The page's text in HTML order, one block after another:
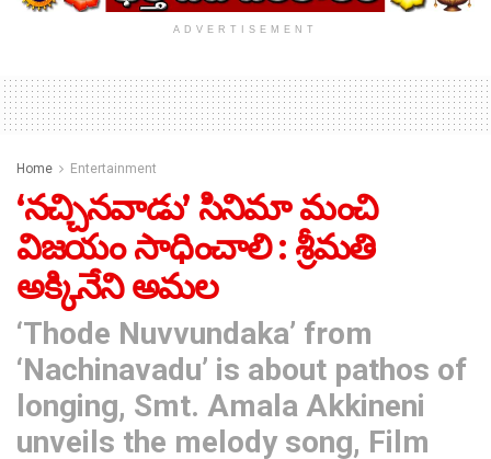
ADVERTISEMENT
Home Entertainment
‘నచ్చినవాడు’ సినిమా మంచి
విజయం సాధించాలి : శ్రీమతి
అక్కినేని అమల
‘Thode Nuvvundaka’ from
‘Nachinavadu’ is about pathos of
longing, Smt. Amala Akkineni
unveils the melody song, Film